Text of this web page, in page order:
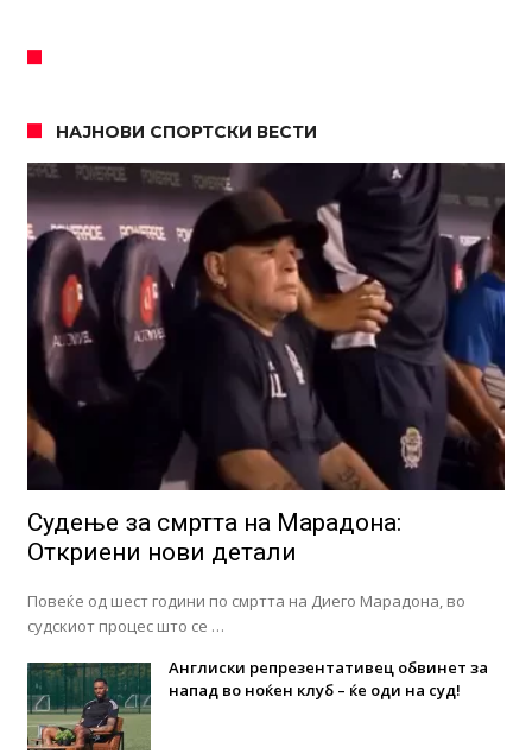
НАЈНОВИ СПОРТСКИ ВЕСТИ
Судење за смртта на Марадона:
Откриени нови детали
Повеќе од шест години по смртта на Диего Марадона, во
судскиот процес што се …
Англиски репрезентативец обвинет за
напад во ноќен клуб – ќе оди на суд!